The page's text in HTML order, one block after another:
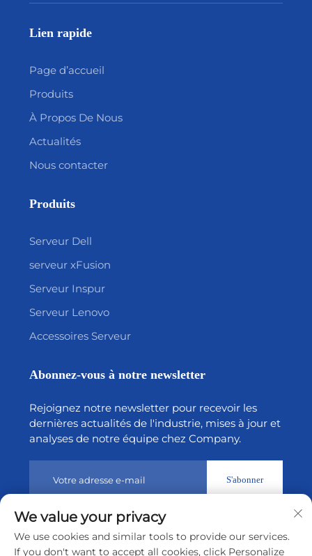
Lien rapide
Page d’accueil
Produits
À Propos De Nous
Actualités
Nous contacter
Produits
Serveur Dell
serveur xFusion
Serveur Inspur
Serveur Lenovo
Accessoires Serveur
Abonnez-vous à notre newsletter
Rejoignez notre newsletter pour recevoir les
dernières actualités de l'industrie, mises à jour et
analyses de notre équipe chez Company.
S'abonner
Droits d’auteur © 2026 par Shenzhen Tiansheng Cloud
Technology CO., Ltd.
Politique de confidentialité
We value your privacy
We use cookies and similar tools to provide our services.
If you don't want to accept all cookies, click Personalize